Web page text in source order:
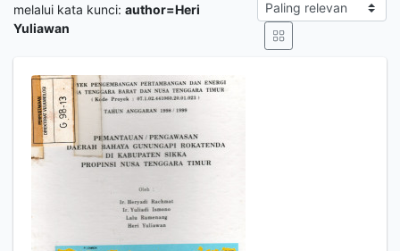
melalui kata kunci: author=Heri
Yuliawan